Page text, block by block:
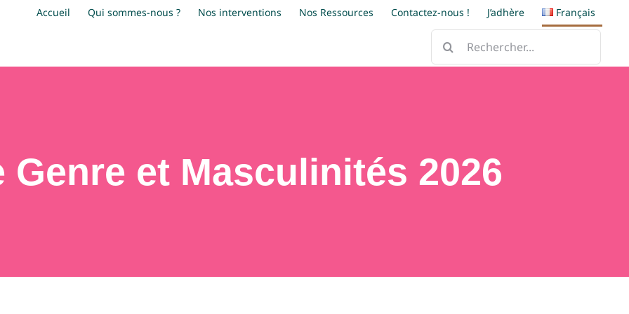
Accueil Qui sommes-nous ? Nos interventions Nos Ressources Contactez-nous ! J’adhère
Français
Genre et Masculinités 2026